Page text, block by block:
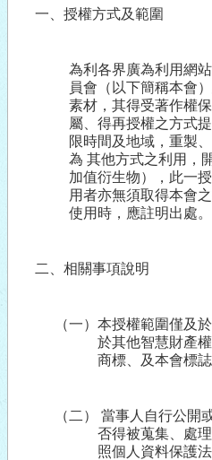
一、授權方式及範圍
為利各界廣為利用網
員會（以下簡稱本會
素材，其得受著作權
屬、得再授權之方式
限時間及地域，重製
為 其他方式之利用，
加值衍生物），此一
用者亦無須取得本會
使用時，應註明出處。
二、相關事項說明
（一）本授權範圍僅及
於其他智慧財產
商標、及本會標誌
（二） 當事人自行公開
否得被蒐集、處
照個人資料保護